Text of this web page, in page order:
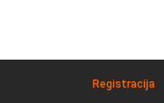
Registracija